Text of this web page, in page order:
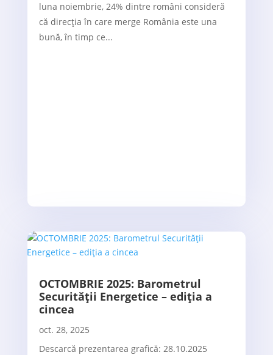
luna noiembrie, 24% dintre români consideră
că direcția în care merge România este una
bună, în timp ce...
OCTOMBRIE 2025: Barometrul
Securității Energetice – ediția a
cincea
oct. 28, 2025
Descarcă prezentarea grafică: 28.10.2025